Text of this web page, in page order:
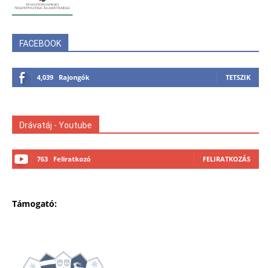
FACEBOOK
4,039 Rajongók TETSZIK
Drávatáj - Youtube
763 Feliratkozó FELIRATKOZÁS
Támogató: